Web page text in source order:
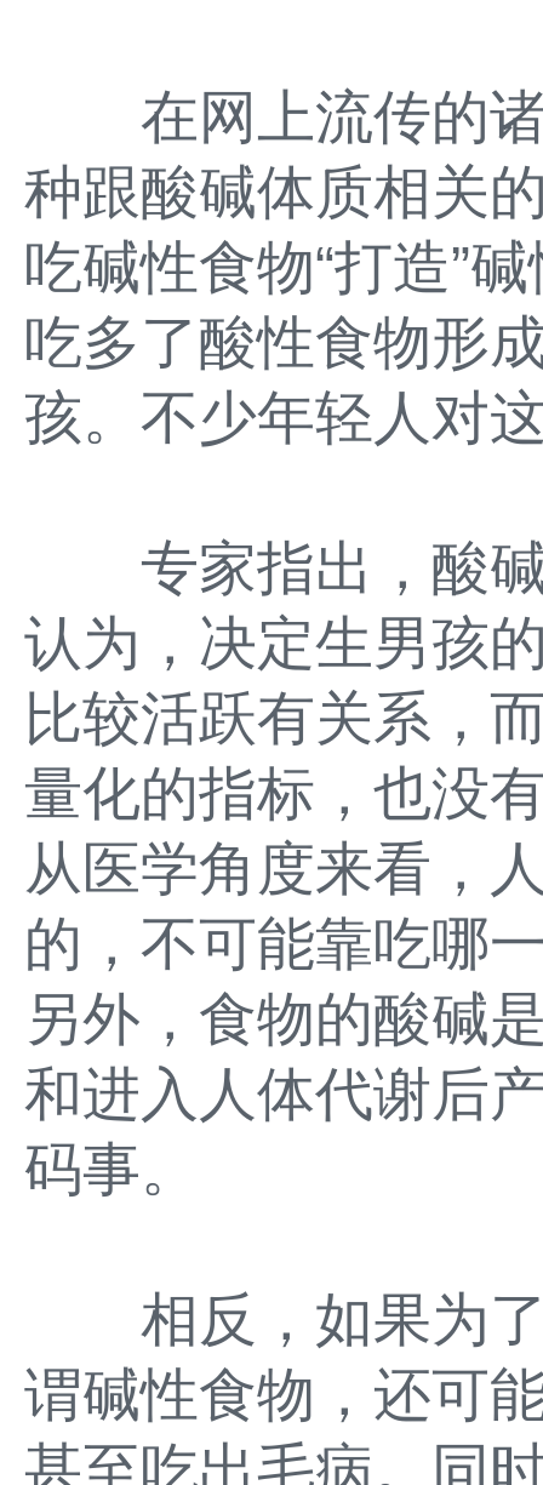
在网上流传的诸
种跟酸碱体质相关
吃碱性食物“打造”
吃多了酸性食物形
孩。不少年轻人对
专家指出，酸碱
认为，决定生男孩
比较活跃有关系，
量化的指标，也没
从医学角度来看，
的，不可能靠吃哪
另外，食物的酸碱
和进入人体代谢后
码事。
相反，如果为了
谓碱性食物，还可
甚至吃出毛病。同